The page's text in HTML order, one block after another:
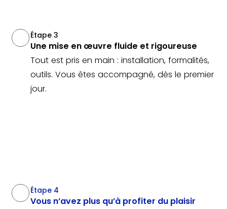
Étape 3
Une mise en œuvre fluide et rigoureuse
Tout est pris en main : installation, formalités,
outils. Vous êtes accompagné, dès le premier
jour.
Étape 4
Vous n’avez plus qu’à profiter du plaisir